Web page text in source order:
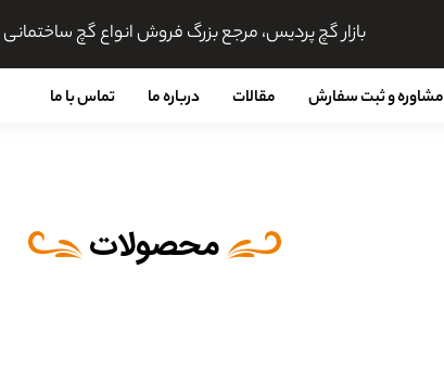
بازار گچ پردیس، مرجع بزرگ فروش انواع گچ ساختمانی
مشاوره و ثبت سفارش مقالات درباره ما تماس با ما
محصولات